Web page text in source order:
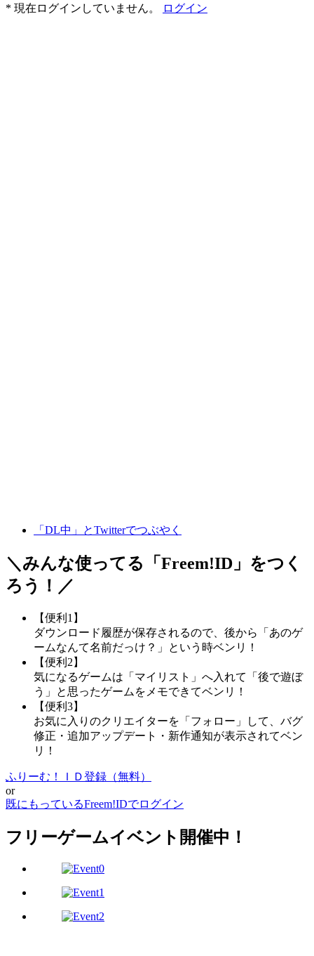
* 現在ログインしていません。
ログイン
「DL中」とTwitterでつぶやく
＼みんな使ってる「 Freem!ID 」をつく
ろう！／
【便利1】
ダウンロード履歴が保存されるので、後から「あのゲ
ームなんて名前だっけ？」という時ベンリ！
【便利2】
気になるゲームは「マイリスト」へ入れて「後で遊ぼ
う」と思ったゲームをメモできてベンリ！
【便利3】
お気に入りのクリエイターを「フォロー」して、バグ
修正・追加アップデート・新作通知が表示されてベン
リ！
ふりーむ！ＩＤ登録（無料）
or
既にもっているFreem!IDでログイン
フリーゲームイベント開催中！